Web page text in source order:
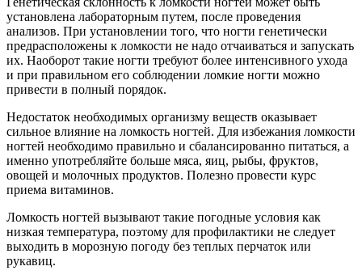
установлена лабораторным путем, после проведения
анализов. При установлении того, что ногти генетически
предрасположены к ломкости не надо отчаиваться и запускать
их. Наоборот такие ногти требуют более интенсивного ухода
и при правильном его соблюдении ломкие ногти можно
привести в полный порядок.
Недостаток необходимых организму веществ оказывает
сильное влияние на ломкость ногтей. Для избежания ломкости
ногтей необходимо правильно и сбалансированно питаться, а
именно употребляйте больше мяса, яиц, рыбы, фруктов,
овощей и молочных продуктов. Полезно провести курс
приема витаминов.
Ломкость ногтей вызывают такие погодные условия как
низкая температура, поэтому для профилактики не следует
выходить в морозную погоду без теплых перчаток или
рукавиц.